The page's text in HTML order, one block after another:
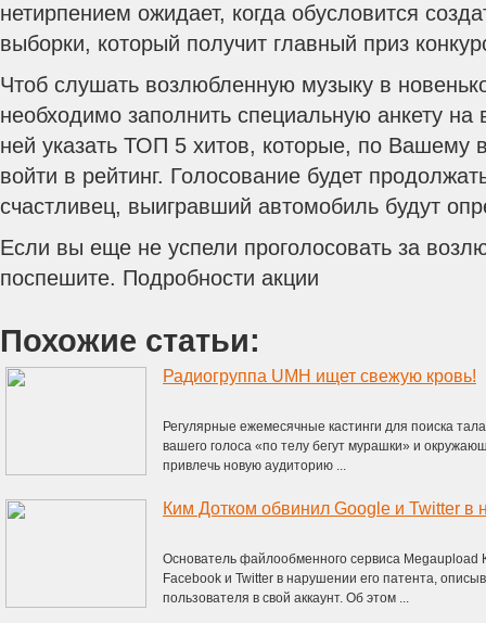
нетирпением ожидает, когда обусловится
выборки, который получит главный приз
Чтоб слушать возлюбленную музыку в
необходимо заполнить специальную анкету на
ней указать ТОП 5 хитов, которые, по Вашему
войти в рейтинг. Голосование будет
счастливец, выигравший автомобиль будут
Если вы еще не успели проголосовать за
поспешите. Подробности акции
Похожие статьи:
Радиогруппа UMH ищет свежую кровь!
Регулярные ежемесячные кастинги для поиска
вашего голоса «по телу бегут мурашки» и
привлечь новую аудиторию ...
Ким Дотком обвинил Google и Twitter в
Основатель файлообменного сервиса Megaupload
Facebook и Twitter в нарушении его патента,
пользователя в свой аккаунт. Об этом ...